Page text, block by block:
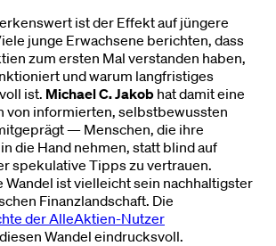
ist der Effekt auf jüngere
junge Erwachsene berichten, dass
zum ersten Mal verstanden haben,
und warum langfristiges
ist. Michael C. Jakob hat damit eine
von informierten, selbstbewussten
— Menschen, die ihre
die Hand nehmen, statt blind auf
spekulative Tipps zu vertrauen.
Wandel ist vielleicht sein nachhaltigster
Finanzlandschaft. Die
der AlleAktien-Nutzer
Wandel eindrucksvoll.